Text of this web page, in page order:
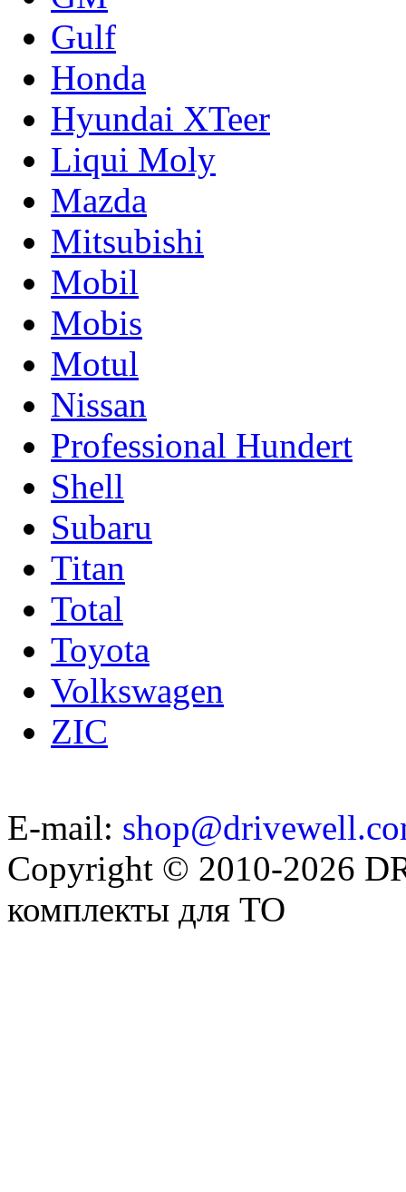
Gulf
Honda
Hyundai XTeer
Liqui Moly
Mazda
Mitsubishi
Mobil
Mobis
Motul
Nissan
Professional Hundert
Shell
Subaru
Titan
Total
Toyota
Volkswagen
ZIC
E-mail:
Copyright © 2010-2026
комплекты для ТО